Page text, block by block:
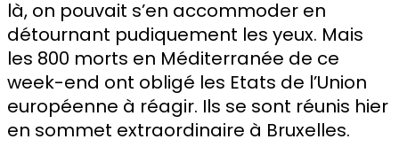
là, on pouvait s’en accommoder en
détournant pudiquement les yeux. Mais
les 800 morts en Méditerranée de ce
week-end ont obligé les Etats de l’Union
européenne à réagir. Ils se sont réunis hier
en sommet extraordinaire à Bruxelles.